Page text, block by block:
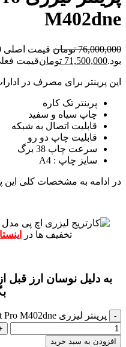
M402dne
76,000,000 تومان
بود.71,500,000 تومانقیمت فعلی 71,500,000
این پرینتر برای مصرف در
پرینتر تک کاره
چاپ سیاه و سفید
قابلیت اتصال به شبکه
قابلیت چاپ دو رو
سرعت چاپ 38 برگ
سایز چاپ : A4
در ادامه به مشخصات کلی این
تخفیف ها در
به دلیل نوسان ارز قبل از
پرینتر لیزری HP LaserJet Pro M402dne عدد
افزودن به سبد خرید